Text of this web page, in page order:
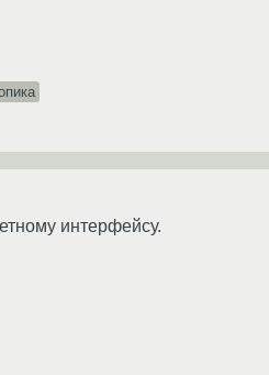
интерфейсу.